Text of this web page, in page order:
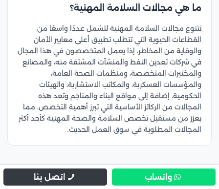
ما هي مجالات السلامة المهنية؟
تتنوع مجالات السلامة المهنية لتشمل عددًا واسعًا من
القطاعات الحيوية التي تتطلب تطبيق أعلى معايير الأمان
والوقاية من المخاطر، إذا يعمل المتخصصون في هذا المجال
في شركات تعدين النفط والمنشآت المشتقة منه، والمصانع
والمختبرات المتخصصة، ومنظمات الصحة العامة،
والمؤسسات العسكرية، والمكاتب الاستشارية، والهيئات
الحكومية، إضافة إلى مواقع البناء والمناجم.وتعد هذه
المجالات من الركائز الأساسية التي تبرز أهمية التخصص، مما
يعزز من مستقبل تخصص السلامة والصحة المهنية كأحد أكثر
المجالات المطلوبة في سوق العمل الحديث.
واتساب اتصل بنا